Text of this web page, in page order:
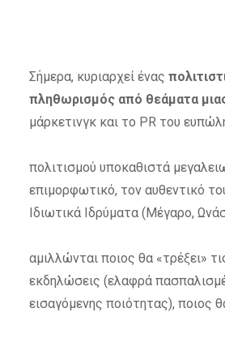
Σήμερα, κυριαρχεί ένας
πληθωρισμός από θεάματα
μάρκετινγκ και το PR του
πολιτισμού υποκαθιστά
επιμορφωτικό, τον αυθεντικό
Ιδιωτικά Ιδρύματα (Μέγαρο,
αμιλλώνται ποιος θα «τρέξει»
εκδηλώσεις (ελαφρά
εισαγόμενης ποιότητας), ποιος